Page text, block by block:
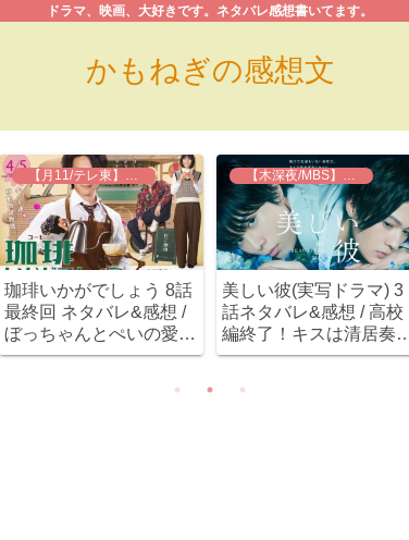
かもねぎの感想文
ドラマ、映画、大好きです。ネタバレ感想書いてます。
【月11/テレ東】珈琲いかがでしょう
珈琲いかがでしょう 8話
最終回 ネタバレ&感想 /
ぼっちゃんとぺいの愛が
重い(笑)とても良いハッ
【木深夜/MBS】美しい彼
美しい彼(実写ドラマ) 3
話ネタバレ&感想 / 高校
編終了！キスは清居奏
(八木勇征)からの展開( ﾟ